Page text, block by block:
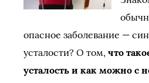
опасное заболевание —
усталости? О том, что
усталость и как можно с